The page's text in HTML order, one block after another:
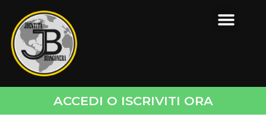
ACCEDI O ISCRIVITI ORA